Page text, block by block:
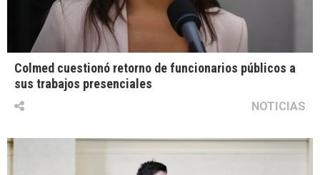
Colmed cuestionó retorno de funcionarios públicos a
sus trabajos presenciales
NOTICIAS